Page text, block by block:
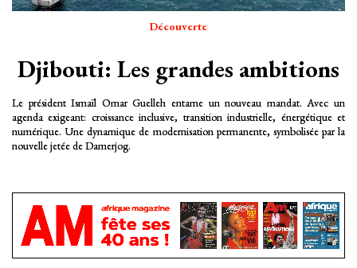
Découverte
Djibouti: Les grandes ambitions
Le président Ismaïl Omar Guelleh entame un nouveau mandat. Avec un
agenda exigeant: croissance inclusive, transition industrielle, énergétique et
numérique. Une dynamique de modernisation permanente, symbolisée par la
nouvelle jetée de Damerjog.